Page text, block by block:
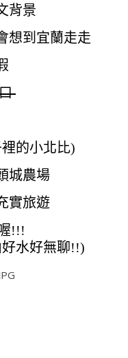
背景
想到宜蘭走走
的小北比)
城農場
實旅遊
!!!
水好無聊!!)